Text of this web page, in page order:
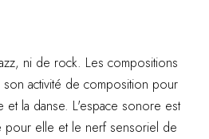
ni de rock. Les compositions
activité de composition pour
et la danse. L'espace sonore est
pour elle et le nerf sensoriel de